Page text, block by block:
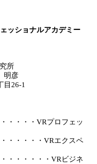
ルアカデミー
所
明彦
26-1
・・・・VRプロフェッ
・・・・・VRエクスペ
・・・・・・VRビジネ